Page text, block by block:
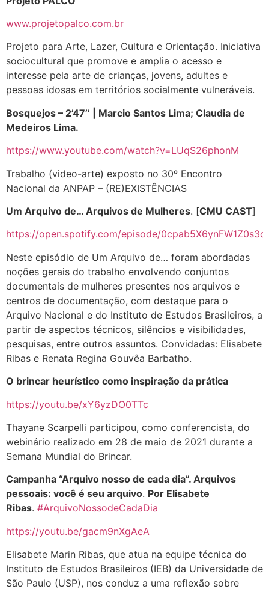
www.projetopalco.com.br
Projeto para Arte, Lazer, Cultura e Orientação. Iniciativa
sociocultural que promove e amplia o acesso e
interesse pela arte de crianças, jovens, adultes e
pessoas idosas em territórios socialmente vulneráveis.
Bosquejos – 2’47’’ | Marcio Santos Lima; Claudia de
Medeiros Lima.
https://www.youtube.com/watch?v=LUqS26phonM
Trabalho (video-arte) exposto no 30º Encontro
Nacional da ANPAP – (RE)EXISTÊNCIAS
Um Arquivo de… Arquivos de Mulheres. [CMU CAST]
https://open.spotify.com/episode/
Neste episódio de Um Arquivo de… foram abordadas
noções gerais do trabalho envolvendo conjuntos
documentais de mulheres presentes nos arquivos e
centros de documentação, com destaque para o
Arquivo Nacional e do Instituto de Estudos Brasileiros, a
partir de aspectos técnicos, silêncios e visibilidades,
pesquisas, entre outros assuntos. Convidadas: Elisabete
Ribas e Renata Regina Gouvêa Barbatho.
O brincar heurístico como inspiração da prática
https://youtu.be/xY6yzDO0TTc
Thayane Scarpelli participou, como conferencista, do
webinário realizado em 28 de maio de 2021 durante a
Semana Mundial do Brincar.
Campanha “Arquivo nosso de cada dia”. Arquivos
pessoais: você é seu arquivo. Por Elisabete
Ribas. #ArquivoNossodeCadaDia
https://youtu.be/gacm9nXgAeA
Elisabete Marin Ribas, que atua na equipe técnica do
Instituto de Estudos Brasileiros (IEB) da Universidade de
São Paulo (USP), nos conduz a uma reflexão sobre